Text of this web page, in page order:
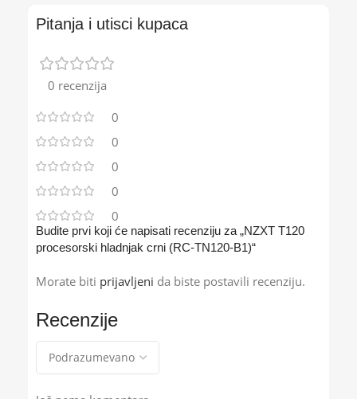
Pitanja i utisci kupaca
0 recenzija
0
0
0
0
0
Recenzije
Budite prvi koji će napisati recenziju za „NZXT T120
procesorski hladnjak crni (RC-TN120-B1)“
Morate biti prijavljeni da biste postavili recenziju.